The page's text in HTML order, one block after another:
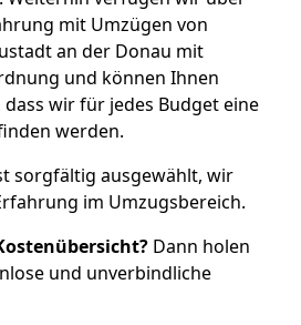
mit Umzügen von
an der Donau mit
und können Ihnen
wir für jedes Budget eine
werden.
sorgfältig ausgewählt, wir
im Umzugsbereich.
Dann holen
und unverbindliche